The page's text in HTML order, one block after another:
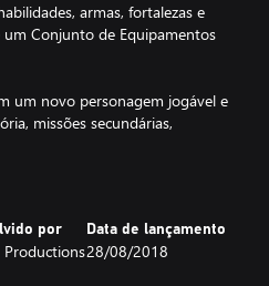
armas, fortalezas e
um Conjunto de Equipamentos
um novo personagem jogável e
missões secundárias,
por Data de lançamento
28/08/2018